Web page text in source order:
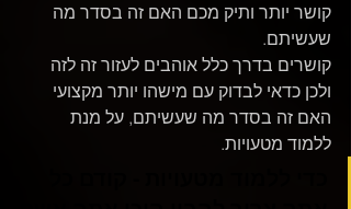
קושר יותר ותיק מכם האם זה בסדר מה
שעשיתם.
קושרים בדרך כלל אוהבים לעזור זה לזה
ולכן כדאי לבדוק עם מישהו יותר מקצועי
האם זה בסדר מה שעשיתם, על מנת
ללמוד מטעויות.